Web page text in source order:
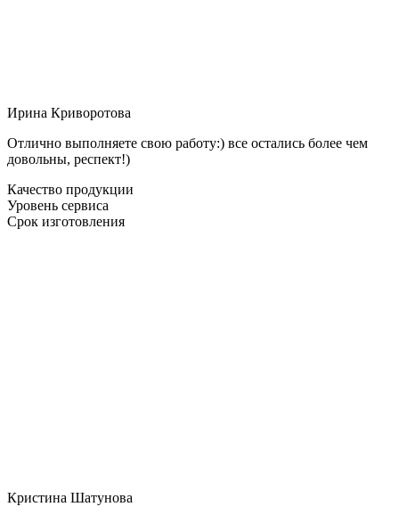
Ирина Криворотова
Отлично выполняете свою работу:) все остались более чем
довольны, респект!)
Качество продукции
Уровень сервиса
Срок изготовления
Кристина Шатунова